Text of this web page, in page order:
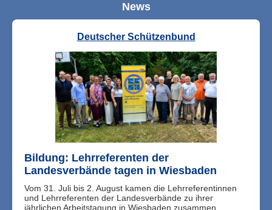
News
Deutscher Schützenbund
Bildung: Lehrreferenten der
Landesverbände tagen in Wiesbaden
Vom 31. Juli bis 2. August kamen die Lehrreferentinnen
und Lehrreferenten der Landesverbände zu ihrer
jährlichen Arbeitstagung in Wiesbaden zusammen. ...